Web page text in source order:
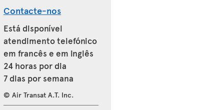
Contacte-nos
Está disponível
atendimento telefónico
em francês e em inglês
24 horas por dia
7 dias por semana
© Air Transat A.T. Inc.